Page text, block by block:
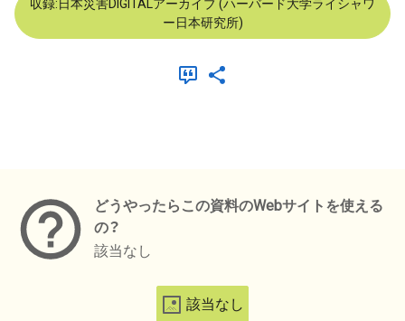
収録:日本災害DIGITALアーカイブ (ハーバード大学ライシャワ
ー日本研究所)
どうやったらこの資料のWebサイトを使える
の？
該当なし
該当なし